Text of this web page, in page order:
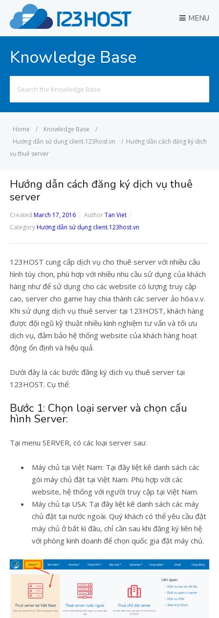
MENU
Knowledge Base
for:
Home / Knowledge Base
/
Hướng dẫn sử dụng client.123host.vn
/ Hướng dẫn cách đăng ký dịch
vụ thuê server
Hướng dẫn cách đăng ký dịch vụ thuê
server
Created March 17, 2016 AuthorTan Viet
CategoryHướng dẫn sử dụng client.123host.vn
123HOST cung cấp dịch vụ cho thuê server với nhiều cấu
hình tùy chọn, phù hợp với nhiều nhu cầu sử dụng của khách
hàng như để sử dụng cho các website có lượng truy cập
cao, server cho game hay chia thành các server ảo hóa.v.v.
Khi sử dụng dịch vụ thuê server tại 123HOST, khách hàng
được đội ngũ kỹ thuật nhiều kinh nghiệm tư vấn và tối ưu
dịch vụ, đảm bảo hệ thống website của khách hàng hoạt
động ổn định và hiệu quả.
Dưới đây là các bước đăng ký dịch vụ thuê server tại
123HOST. Cụ thể:
Bước 1: Chọn loại server và chọn cấu
hình Server:
Tại menu SERVER, có các loại server sau:
Máy chủ tại Việt Nam: Tại đây liệt kê danh sách các
gói máy chủ đặt tại Việt Nam. Phù hợp với các
website, hệ thống với người truy cập tại Việt Nam.
Máy chủ tại USA: Tại đây liệt kê danh sách các máy
chủ đặt tại nước ngoài. Quý khách có thể yêu cầu đặt
máy chủ ở bất kì đâu, chỉ cần sau khi đăng ký liên hệ
với phòng kinh doanh để chọn quốc gia đặt máy chủ.